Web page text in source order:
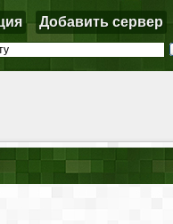
Добавить сервер